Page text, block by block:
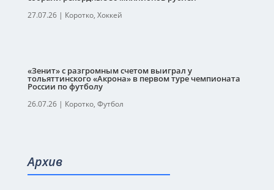
27.07.26| Коротко, Хоккей
«Зенит» с разгромным счетом выиграл у
тольяттинского «Акрона» в первом туре чемпионата
России по футболу
26.07.26| Коротко, Футбол
Архив